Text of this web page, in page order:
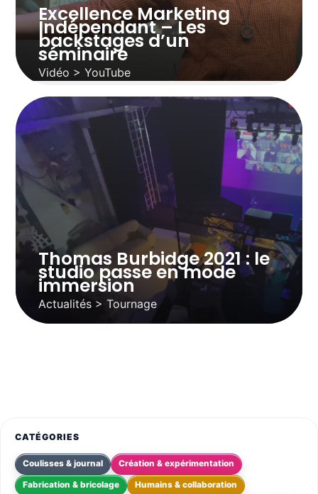
Excellence Marketing
Indépendant – Les
backstages d’un
séminaire
Vidéo > YouTube
Thomas Burbidge 2021 : le
studio passe en mode
immersion
Actualités > Tournage
CATÉGORIES
Coulisses & journal Création & expérimentation
Fabrication & bricolage Humains & collaboration